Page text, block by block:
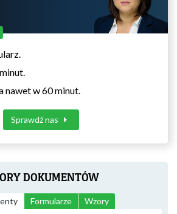
nawet w 60 minut.
Sprawdź nas
DOKUMENTÓW
Formularze Wzory